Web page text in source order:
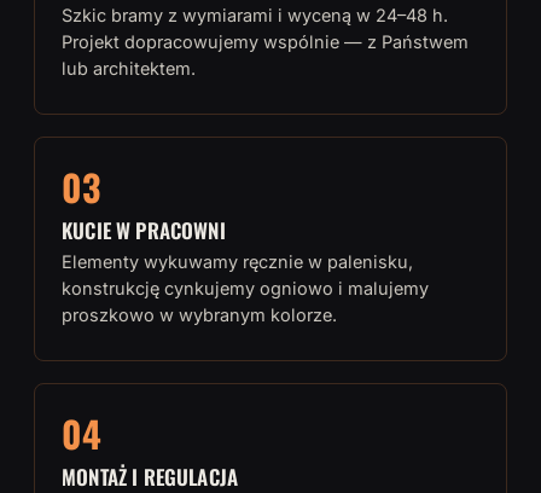
Szkic bramy z wymiarami i wyceną w 24–48 h.
Projekt dopracowujemy wspólnie — z Państwem
lub architektem.
03
KUCIE W PRACOWNI
Elementy wykuwamy ręcznie w palenisku,
konstrukcję cynkujemy ogniowo i malujemy
proszkowo w wybranym kolorze.
04
MONTAŻ I REGULACJA